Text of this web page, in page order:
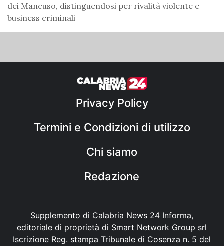
dei Mancuso, distinguendosi per rivalità violente e
business criminali
Privacy Policy
Termini e Condizioni di utilizzo
Chi siamo
Redazione
Supplemento di Calabria News 24 Informa,
editoriale di proprietà di Smart Network Group srl
Iscrizione Reg. stampa Tribunale di Cosenza n. 5 del